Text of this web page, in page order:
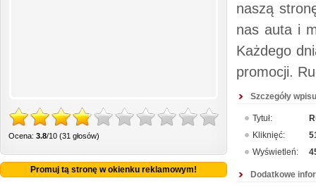
Ocena: 3.8/10 (31 głosów)
Promuj tą stronę w okienku reklamowym!
naszą
nas auta i
Każdego
promocji.
Szczegóły
Tytuł:
Kliknięć:
Wyświetleń:
Dodatkowe